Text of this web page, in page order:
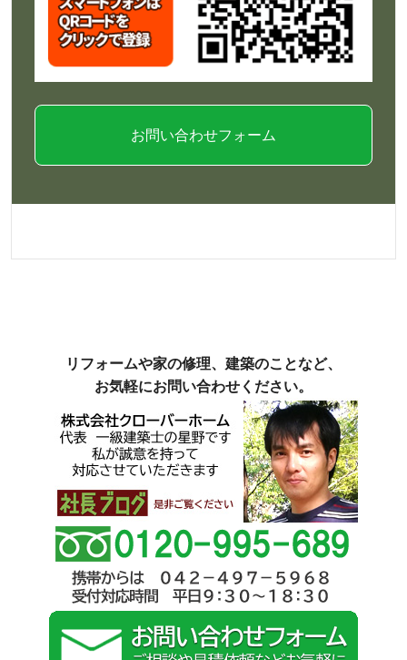
お問い合わせフォーム
リフォームや家の修理、建築のことなど、
お気軽にお問い合わせください。